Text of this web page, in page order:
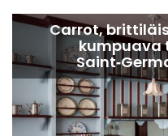
Carrot,
kumpuava